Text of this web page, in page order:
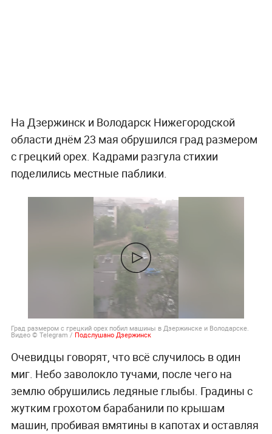
На Дзержинск и Володарск Нижегородской
области днём 23 мая обрушился град размером
с грецкий орех. Кадрами разгула стихии
поделились местные паблики.
Град размером с грецкий орех побил машины в Дзержинске и Володарске.
Видео © Telegram / Подслушано Дзержинск
Очевидцы говорят, что всё случилось в один
миг. Небо заволокло тучами, после чего на
землю обрушились ледяные глыбы. Градины с
жутким грохотом барабанили по крышам
машин, пробивая вмятины в капотах и оставляя